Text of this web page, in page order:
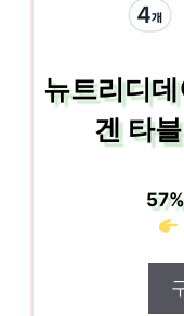
뉴트리디
겐 타
57%